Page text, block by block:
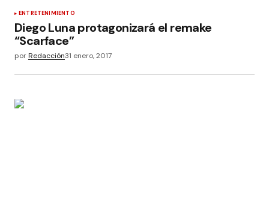
ENTRETENIMIENTO
Diego Luna protagonizará el remake
“Scarface”
porRedacción31 enero, 2017